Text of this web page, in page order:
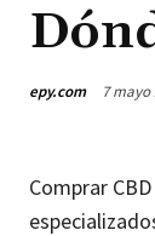
epy.com 7 mayo
Comprar